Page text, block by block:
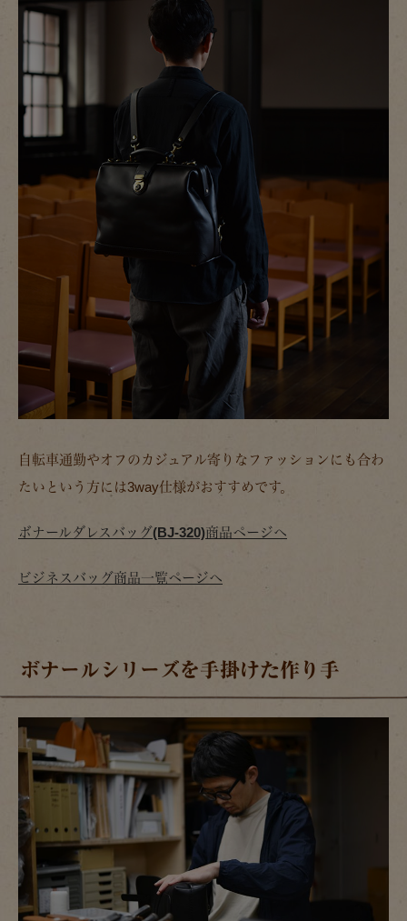
自転車通勤やオフのカジュアル寄りなファッションにも合わ
たいという方には3way仕様がおすすめです。
ボナールダレスバッグ(BJ-320)商品ページへ
ビジネスバッグ商品一覧ページへ
ボナールシリーズを手掛けた作り手